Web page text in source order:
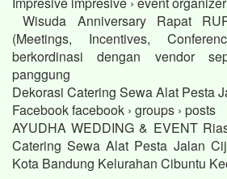
Wisuda Anniversary Rapat
(Meetings, Incentives,
berkordinasi dengan vendor
panggung
Dekorasi Catering Sewa Alat Pesta
Facebook facebook › groups › posts
AYUDHA WEDDING & EVENT
Catering Sewa Alat Pesta Jalan
Kota Bandung Kelurahan Cibuntu